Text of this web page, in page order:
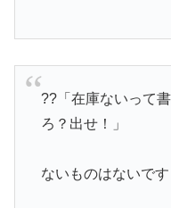
??「在庫ないって
ろ？出せ！」
ないものはないです